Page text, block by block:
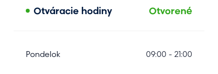
Otváracie hodiny Otvorené
Pondelok 09:00 - 21:00